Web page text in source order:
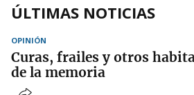
ÚLTIMAS NOTICIAS
OPINIÓN
Curas, frailes y otros
de la memoria